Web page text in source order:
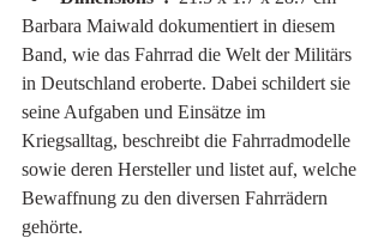
Barbara Maiwald dokumentiert in diesem
Band, wie das Fahrrad die Welt der Militärs
in Deutschland eroberte. Dabei schildert sie
seine Aufgaben und Einsätze im
Kriegsalltag, beschreibt die Fahrradmodelle
sowie deren Hersteller und listet auf, welche
Bewaffnung zu den diversen Fahrrädern
gehörte.